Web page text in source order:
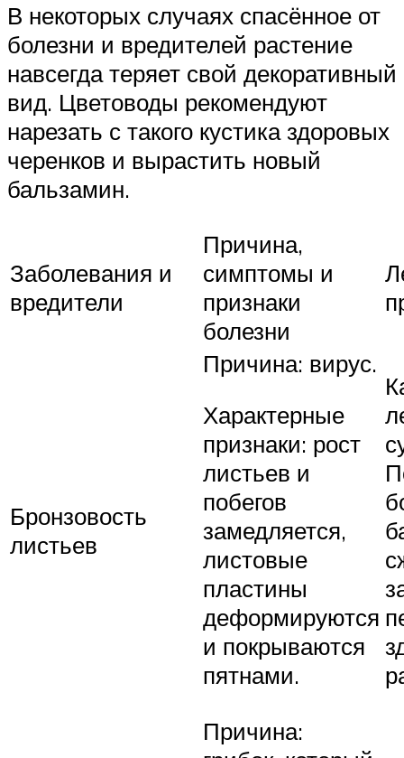
В некоторых случаях спасённое от
болезни и вредителей растение
навсегда теряет свой декоративный
вид. Цветоводы рекомендуют
нарезать с такого кустика здоровых
черенков и вырастить новый
бальзамин.
Заболевания и
вредители
Причина,
симптомы и
признаки
болезни
Бронзовость
листьев
Причина: вирус.
Характерные
признаки: рост
листьев и
побегов
замедляется,
листовые
пластины
деформируются
и покрываются
пятнами.
Причина: